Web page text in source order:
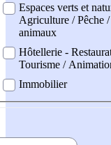
Espaces verts et
Agriculture / Pêche
animaux
Hôtellerie -
Tourisme /
Immobilier